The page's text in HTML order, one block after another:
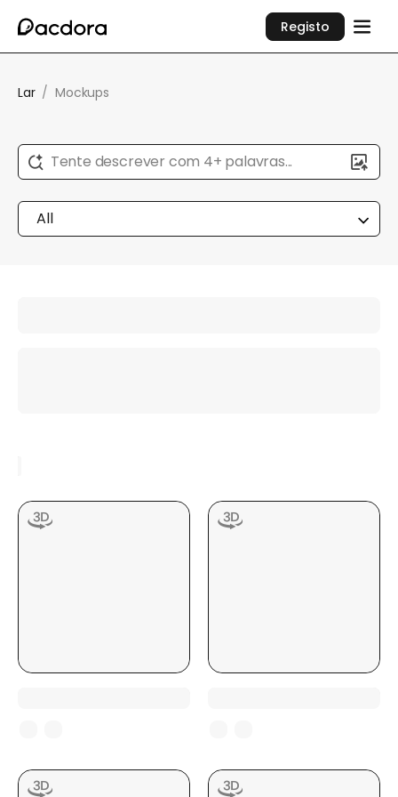
Registo
Lar / Mockups
Tente descrever com 4+ palavras...
All